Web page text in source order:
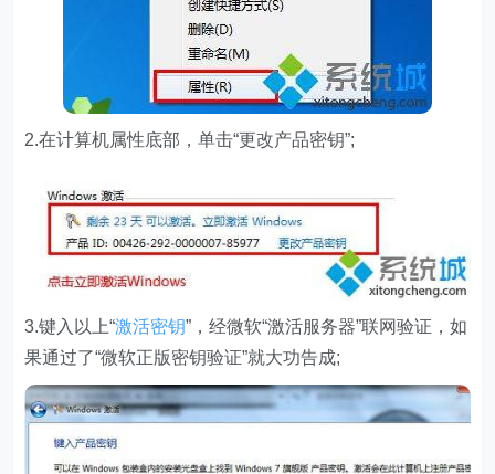
2.在计算机属性底部，单击“更改产品密钥”;
3.键入以上“激活密钥”，经微软“激活服务器”联网验证，如
果通过了“微软正版密钥验证”就大功告成;